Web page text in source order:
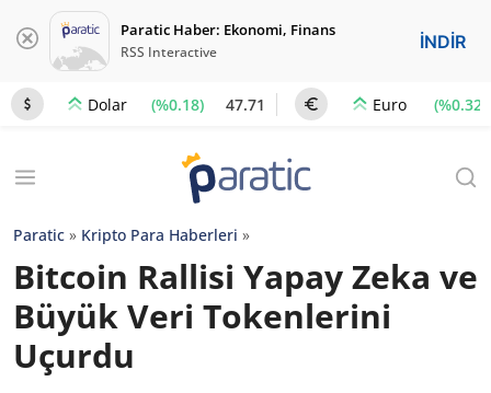
Paratic Haber: Ekonomi, Finans
RSS Interactive İNDİR
Dolar (%0.18) 47.71 Euro (%0.32)
Paratic » Kripto Para Haberleri »
Bitcoin Rallisi Yapay Zeka ve
Büyük Veri Tokenlerini
Uçurdu